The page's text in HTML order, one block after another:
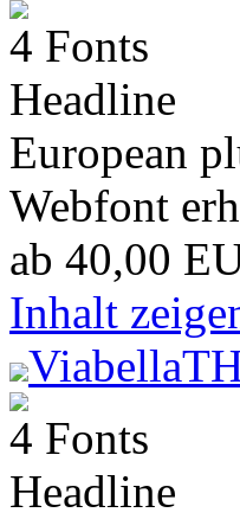
4 Fonts
Headline
European
Webfont
ab 40,00
Inhalt
4 Fonts
Headline